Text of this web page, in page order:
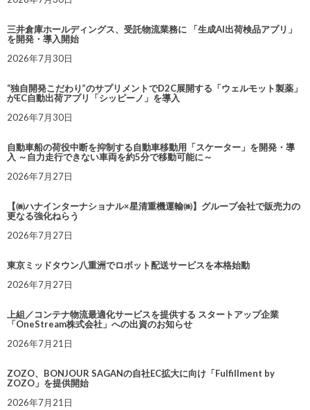
三井倉庫ホールディングス、受託物流業務に 「生成AI出荷検品アプリ」
を開発・導入開始
2026年7月30日
“独自開発こだわり”のサプリメントでD2C展開する「ウェルモット製薬」
がEC自動出荷アプリ「シッピーノ」を導入
2026年7月30日
自動車船の荷役中断を抑制する自動車移動用「スケーター」を開発・導
入 ～自力走行できない車両を約5分で移動可能に～
2026年7月27日
【㈱ハナインターナショナル×星清重機運輸㈱】グループ会社で販売力の
更なる強化ねらう
2026年7月27日
東京ミッドタウン八重洲でロボット配送サービスを本格始動
2026年7月27日
上組／コンテナ物流最適化サービスを提供する スタートアップ企業
「OneStream株式会社」への出資のお知らせ
2026年7月21日
ZOZO、BONJOUR SAGANの自社EC拡大に向け「Fulfillment by
ZOZO」を提供開始
2026年7月21日